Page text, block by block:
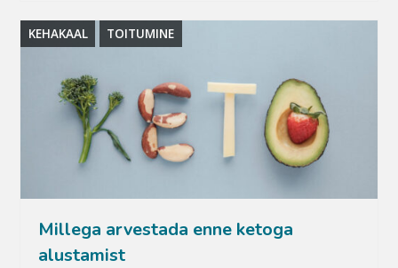
KEHAKAAL TOITUMINE
Millega arvestada enne ketoga
alustamist